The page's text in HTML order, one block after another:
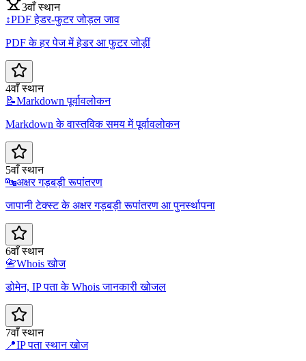
3वाँ स्थान
↕️PDF हेडर-फुटर जोड़ल जाव
PDF के हर पेज में हेडर आ फुटर जोड़ीं
4वाँ स्थान
📝Markdown पूर्वावलोकन
Markdown के वास्तविक समय में पूर्वावलोकन
5वाँ स्थान
🔤अक्षर गड़बड़ी रूपांतरण
जापानी टेक्स्ट के अक्षर गड़बड़ी रूपांतरण आ पुनर्स्थापना
6वाँ स्थान
📇Whois खोज
डोमेन, IP पता के Whois जानकारी खोजल
7वाँ स्थान
📍IP पता स्थान खोज